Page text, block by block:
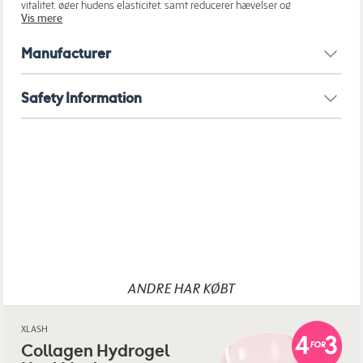
vitalitet, øger hudens elasticitet, samt reducerer hævelser og
mørke rander.
Indeholder:
Natcreme (50 ml)
Øjencreme (15 ml)
Vis mere
Manufacturer
Safety Information
ANDRE HAR KØBT
XLASH
Collagen Hydrogel